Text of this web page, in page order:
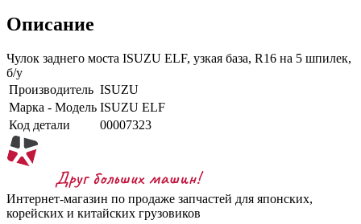
Описание
Чулок заднего моста ISUZU ELF, узкая база, R16 на 5 шпилек,
б/у
Производитель ISUZU
Марка - Модель ISUZU ELF
Код детали
00007323
Интернет-магазин по продаже запчастей для японских,
корейских и китайских грузовиков